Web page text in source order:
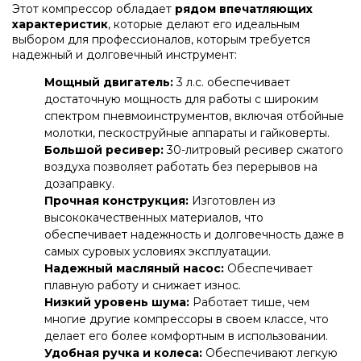
Этот компрессор обладает рядом впечатляющих
характеристик, которые делают его идеальным
выбором для профессионалов, которым требуется
надежный и долговечный инструмент:
Мощный двигатель:3 л.с. обеспечивает
достаточную мощность для работы с широким
спектром пневмоинструментов, включая отбойные
молотки, пескоструйные аппараты и гайковерты.
Большой ресивер:30-литровый ресивер сжатого
воздуха позволяет работать без перерывов на
дозаправку.
Прочная конструкция: Изготовлен из
высококачественных материалов, что
обеспечивает надежность и долговечность даже в
самых суровых условиях эксплуатации.
Надежный масляный насос: Обеспечивает
плавную работу и снижает износ.
Низкий уровень шума: Работает тише, чем
многие другие компрессоры в своем классе, что
делает его более комфортным в использовании.
Удобная ручка и колеса: Обеспечивают легкую